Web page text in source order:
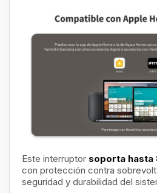
Este interruptor soporta hasta
con protección contra
seguridad y durabilidad del